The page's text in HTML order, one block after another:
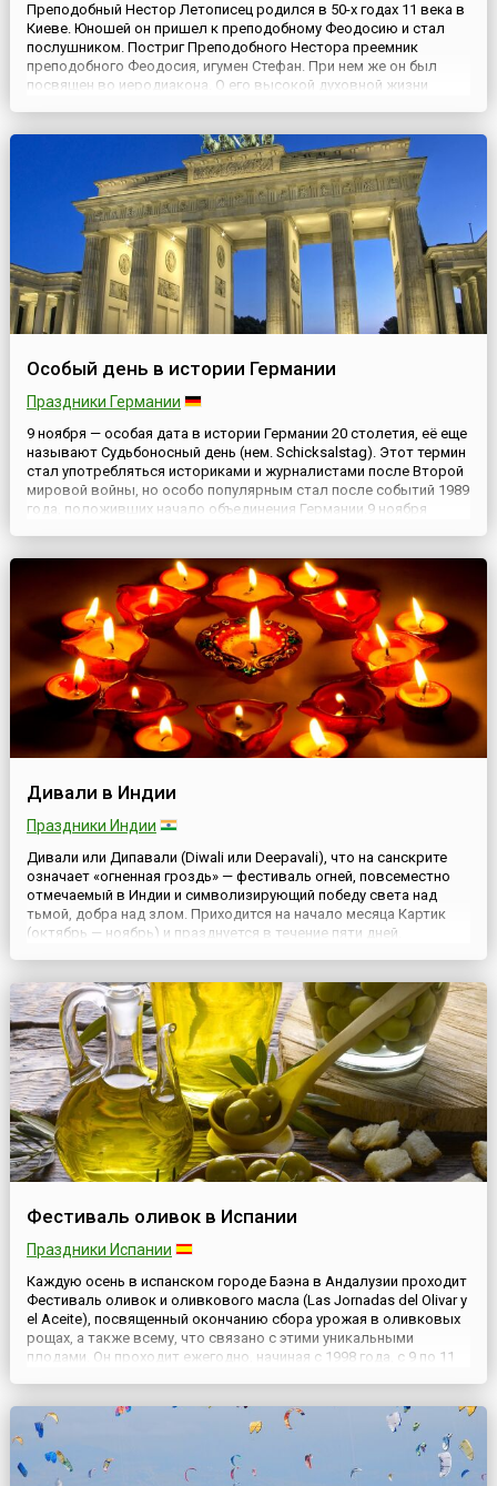
Преподобный Нестор Летописец родился в 50-х годах 11 века в
Киеве. Юношей он пришел к преподобному Феодосию и стал
послушником. Постриг Преподобного Нестора преемник
преподобного Феодосия, игумен Стефан. При нем же он был
посвящен во иеродиакона. О его высокой духовной жизни
(впоследствии Новгородск...
Особый день в истории Германии
Праздники Германии
9 ноября — особая дата в истории Германии 20 столетия, её еще
называют Судьбоносный день (нем. Schicksalstag). Этот термин
стал употребляться историками и журналистами после Второй
мировой войны, но особо популярным стал после событий 1989
года, положивших начало объединения Германии.9 ноября
Дивали в Индии
Праздники Индии
Дивали или Дипавали (Diwali или Deepavali), что на санскрите
означает «огненная гроздь» — фестиваль огней, повсеместно
отмечаемый в Индии и символизирующий победу света над
тьмой, добра над злом. Приходится на начало месяца Картик
(октябрь — ноябрь) и празднуется в течение пяти дней.
коронаци...
Фестиваль оливок в Испании
Праздники Испании
Каждую осень в испанском городе Баэна в Андалузии проходит
Фестиваль оливок и оливкового масла (Las Jornadas del Olivar y
el Aceite), посвященный окончанию сбора урожая в оливковых
рощах, а также всему, что связано с этими уникальными
плодами. Он проходит ежегодно, начиная с 1998 года, с 9 по 11